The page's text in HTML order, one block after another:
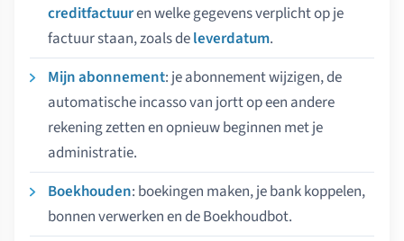
creditfactuuren welke gegevens verplicht op je
factuur staan, zoals deleverdatum.
Mijn abonnement: je abonnement wijzigen, de
automatische incasso van jortt op een andere
rekening zetten en opnieuw beginnen met je
administratie.
Boekhouden: boekingen maken, je bank koppelen,
bonnen verwerken en de Boekhoudbot.